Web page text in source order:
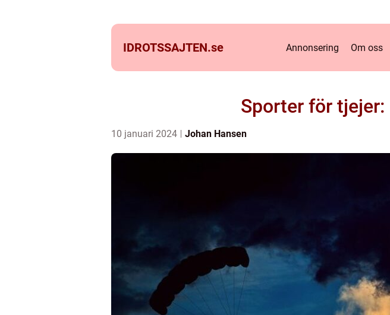
IDROTSSAJTEN.se Annonsering Om oss
Sporter för
10 januari 2024 Johan Hansen